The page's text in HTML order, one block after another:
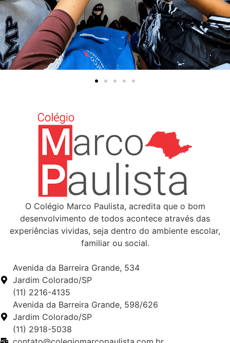
O Colégio Marco Paulista, acredita que o bom
desenvolvimento de todos acontece através das
experiências vividas, seja dentro do ambiente escolar,
familiar ou social.
Avenida da Barreira Grande, 534
Jardim Colorado/SP
(11) 2216-4135
Avenida da Barreira Grande, 598/626
Jardim Colorado/SP
(11) 2918-5038